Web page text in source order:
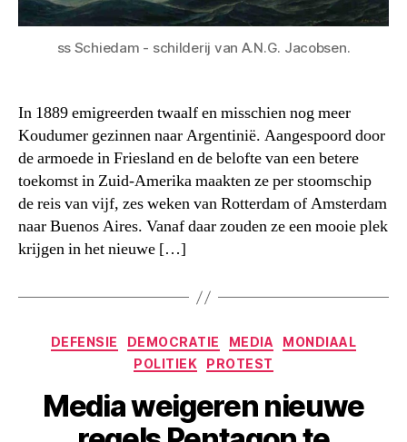
ss Schiedam - schilderij van A.N.G. Jacobsen.
In 1889 emigreerden twaalf en misschien nog meer
Koudumer gezinnen naar Argentinië. Aangespoord door
de armoede in Friesland en de belofte van een betere
toekomst in Zuid-Amerika maakten ze per stoomschip
de reis van vijf, zes weken van Rotterdam of Amsterdam
naar Buenos Aires. Vanaf daar zouden ze een mooie plek
krijgen in het nieuwe […]
Categorieën
DEFENSIE DEMOCRATIE MEDIA
MONDIAAL
POLITIEK
PROTEST
Media weigeren nieuwe